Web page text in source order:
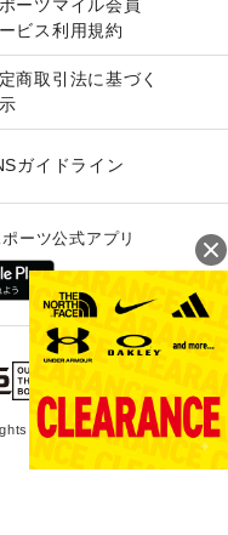
ーツマイル会員
ビス利用規約
商取引法に基づく
ガイドライン
ーツ公式アプリ
Reserved.